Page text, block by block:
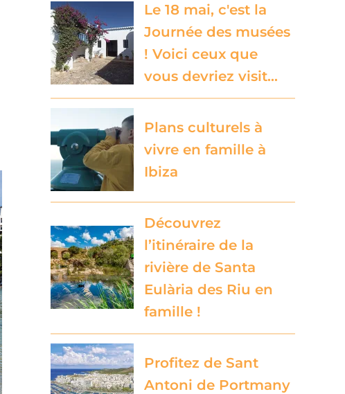
Le 18 mai, c'est la
Journée des musées
! Voici ceux que
vous devriez visit…
Plans culturels à
vivre en famille à
Ibiza
Découvrez
l’itinéraire de la
rivière de Santa
Eulària des Riu en
famille !
Profitez de Sant
Antoni de Portmany